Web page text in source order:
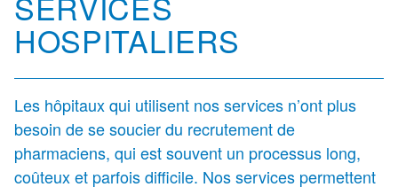
HOSPITALIERS
Les hôpitaux qui utilisent nos services n’ont plus
besoin de se soucier du recrutement de
pharmaciens, qui est souvent un processus long,
coûteux et parfois difficile. Nos services permettent